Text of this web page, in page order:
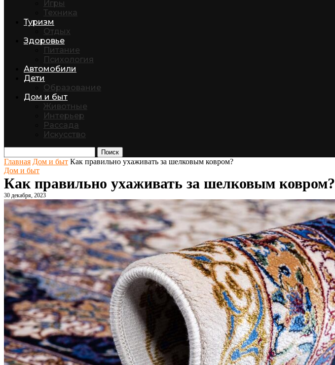
Игры
Техника
Туризм
Отдых
Здоровье
Питание
Психология
Автомобили
Дети
Образование
Дом и быт
Животные
Интерьер
Рассада
Искусство
Поиск
Главная Дом и быт Как правильно ухаживать за шелковым ковром?
Дом и быт
Как правильно ухаживать за шелковым ковром?
30 декабря, 2023